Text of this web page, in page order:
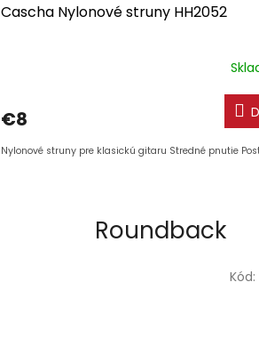
Cascha Nylonové struny HH2052
€8
Nylonové struny pre klasickú gitaru Stredné pnutie
Roundback
Kód: